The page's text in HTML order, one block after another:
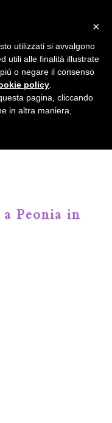
di Bologna
Peonia in
pagina dedicata.
il tracciamento di
policy
×
utilizzati si avvalgono
utili alle finalità illustrate
o negare il consenso
policy
pagina, cliccando
in altra maniera,